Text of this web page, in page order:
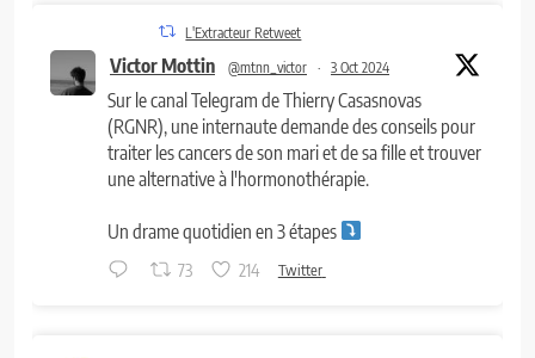
L'Extracteur Retweet
Victor Mottin @mtnn_victor · 3 Oct 2024
Sur le canal Telegram de Thierry Casasnovas
(RGNR), une internaute demande des conseils pour
traiter les cancers de son mari et de sa fille et trouver
une alternative à l'hormonothérapie.
Un drame quotidien en 3 étapes
73 214 Twitter